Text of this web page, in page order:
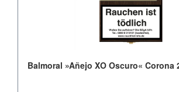
Balmoral »Añejo XO Oscuro« Corona